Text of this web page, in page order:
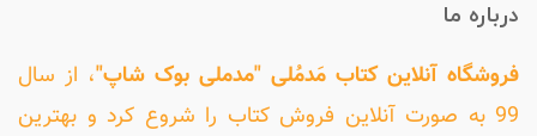
درباره ما
فروشگاه آنلاین کتاب مَدمُلی "مدملی بوک شاپ"، از سال
99 به صورت آنلاین فروش کتاب را شروع کرد و بهترین